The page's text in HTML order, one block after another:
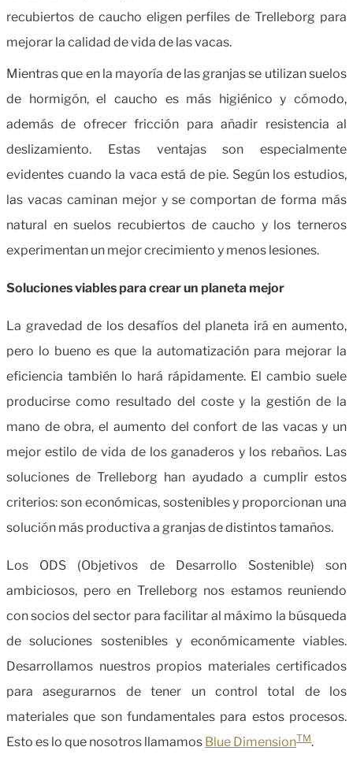
recubiertos de caucho eligen perfiles de Trelleborg para
mejorar la calidad de vida de las vacas.
Mientras que en la mayoría de las granjas se utilizan suelos
de hormigón, el caucho es más higiénico y cómodo,
además de ofrecer fricción para añadir resistencia al
deslizamiento. Estas ventajas son especialmente
evidentes cuando la vaca está de pie. Según los estudios,
las vacas caminan mejor y se comportan de forma más
natural en suelos recubiertos de caucho y los terneros
experimentan un mejor crecimiento y menos lesiones.
Soluciones viables para crear un planeta mejor
La gravedad de los desafíos del planeta irá en aumento,
pero lo bueno es que la automatización para mejorar la
eficiencia también lo hará rápidamente. El cambio suele
producirse como resultado del coste y la gestión de la
mano de obra, el aumento del confort de las vacas y un
mejor estilo de vida de los ganaderos y los rebaños. Las
soluciones de Trelleborg han ayudado a cumplir estos
criterios: son económicas, sostenibles y proporcionan una
solución más productiva a granjas de distintos tamaños.
Los ODS (Objetivos de Desarrollo Sostenible) son
ambiciosos, pero en Trelleborg nos estamos reuniendo
con socios del sector para facilitar al máximo la búsqueda
de soluciones sostenibles y económicamente viables.
Desarrollamos nuestros propios materiales certificados
para asegurarnos de tener un control total de los
materiales que son fundamentales para estos procesos.
Esto es lo que nosotros llamamos Blue DimensionTM.